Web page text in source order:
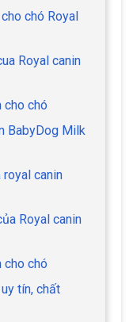
chó Royal
Royal canin
cho chó
BabyDog Milk
canin
Royal canin
cho chó
tín, chất